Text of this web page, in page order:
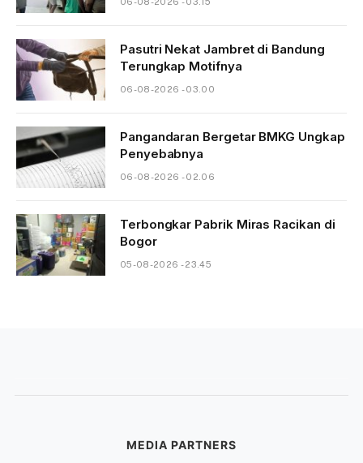
Pasutri Nekat Jambret di Bandung
Terungkap Motifnya
06-08-2026 - 03.00
Pangandaran Bergetar BMKG Ungkap
Penyebabnya
06-08-2026 - 02.06
Terbongkar Pabrik Miras Racikan di
Bogor
05-08-2026 - 23.45
MEDIA PARTNERS